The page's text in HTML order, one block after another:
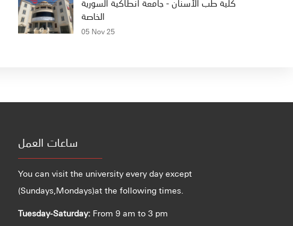
الخاصة
05 Nov 25
ساعات العمل
You can visit the university every day except
(Sundays,Mondays)at the following times.
Tuesday-Saturday:From 9 am to 3 pm